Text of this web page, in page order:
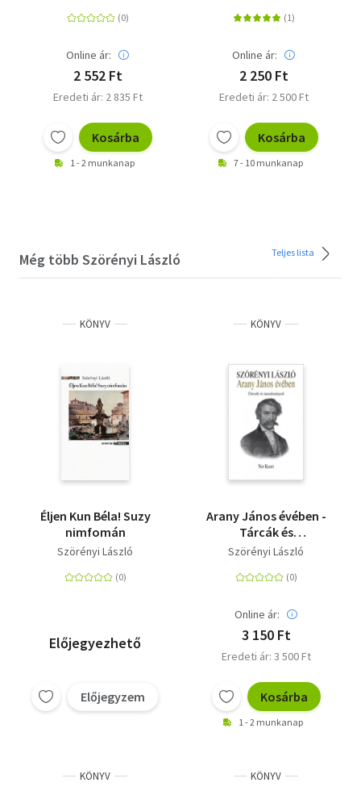
Online ár:
2 552 Ft
Eredeti ár: 2 835 Ft
Kosárba
1 - 2 munkanap
Online ár:
2 250 Ft
Eredeti ár: 2 500 Ft
Kosárba
7 - 10 munkanap
Még több Szörényi László Teljes lista
KÖNYV
Éljen Kun Béla! Suzy
nimfomán
Szörényi László
Előjegyezhető
Előjegyzem
KÖNYV
Arany János évében -
Tárcák és
tanulmányok
Szörényi László
Online ár:
3 150 Ft
Eredeti ár: 3 500 Ft
Kosárba
1 - 2 munkanap
KÖNYV KÖNYV